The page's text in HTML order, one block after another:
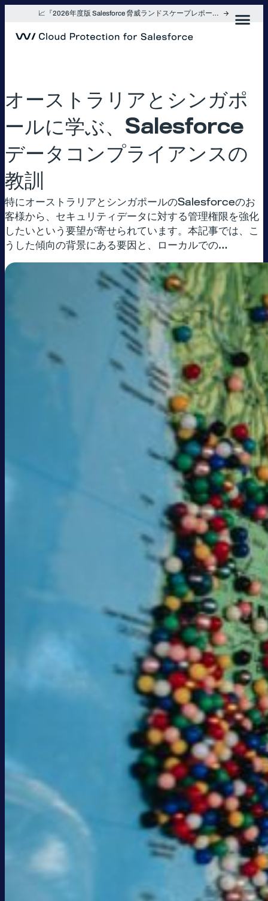
📈『2026年度版 Salesforce 脅威ランドスケープレポート』を入手
オーストラリアとシンガポ
ールに学ぶ、Salesforce
データコンプライアンスの
教訓
特にオーストラリアとシンガポールのSalesforceのお
客様から、セキュリティデータに対する管理権限を強化
したいという要望が寄せられています。本記事では、こ
うした傾向の背景にある要因と、ローカルでの…